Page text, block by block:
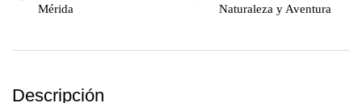
Mérida
Naturaleza y Aventura
Descripción